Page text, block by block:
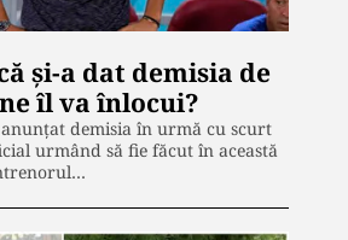
și-a dat demisia de
îl va înlocui?
anunțat demisia în urmă cu scurt
urmând să fie făcut în această